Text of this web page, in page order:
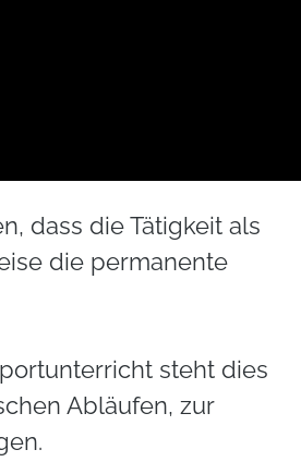
dass die Tätigkeit als
die permanente
steht dies
Abläufen, zur